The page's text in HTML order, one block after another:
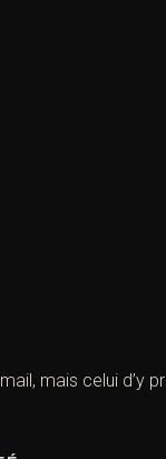
mais celui d’y